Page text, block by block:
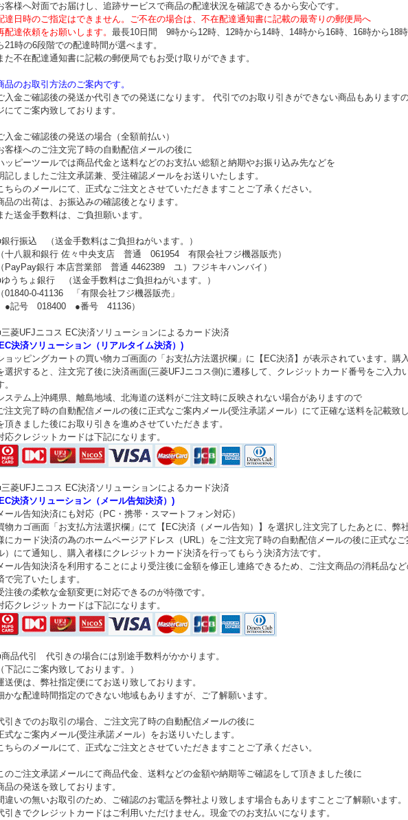
客様へ対面でお届けし、追跡サービスで商品の配達状況を確認できるから安心です。
達日時のご指定はできません。ご不在の場合は、不在配達通知書に記載の最寄りの郵便局へ
配達依頼をお願いします。 最長10日間 9時から12時、12時から14時、14時から16時、16時から18
21時の6段階での配達時間が選べます。
た不在配達通知書に記載の郵便局でもお受け取りができます。
品のお取引方法のご案内です。
入金ご確認後の発送か代引きでの発送になります。 代引でのお取り引きができない商品もあります
にてご案内致しております。
入金ご確認後の発送の場合（全額前払い）
客様へのご注文完了時の自動配信メールの後に
ッピーツールでは商品代金と送料などのお支払い総額と納期やお振り込み先などを
記しましたご注文承諾兼、受注確認メールをお送りいたします。
ちらのメールにて、正式なご注文とさせていただきますことご了承ください。
品の出荷は、お振込みの確認後となります。
た送金手数料は、ご負担願います。
行振込 （送金手数料はご負担ねがいます。）
（十八親和銀行 佐々中央支店 普通 061954 有限会社フジ機器販売）
（PayPay銀行 本店営業部 普通 4462389 ユ）フジキキハンバイ）
うちょ銀行 （送金手数料はご負担ねがいます。）
（01840-0-41136 「有限会社フジ機器販売」
●記号 018400 ●番号 41136）
菱UFJニコス EC決済ソリューションによるカード決済
決済ソリューション（リアルタイム決済）)
ョッピングカートの買い物カゴ画面の「お支払方法選択欄」に【EC決済】が表示されています。購
選択すると、注文完了後に決済画面(三菱UFJニコス側)に遷移して、クレジットカード番号をご入力
。
ステム上沖縄県、離島地域、北海道の送料がご注文時に反映されない場合がありますので
注文完了時の自動配信メールの後に正式なご案内メール(受注承諾メール）にて正確な送料を記載致
頂きました後にお取り引きを進めさせていただきます。
応クレジットカードは下記になります。
菱UFJニコス EC決済ソリューションによるカード決済
決済ソリューション（メール告知決済）)
ール告知決済にも対応（PC・携帯・スマートフォン対応）
物カゴ画面「お支払方法選択欄」にて【EC決済（メール告知）】を選択し注文完了したあとに、弊
にカード決済の為のホームページアドレス（URL）をご注文完了時の自動配信メールの後に正式な
）にて通知し、購入者様にクレジットカード決済を行ってもらう決済方法です。
ール告知決済を利用することにより受注後に金額を修正し連絡できるため、ご注文商品の消耗品な
で完了いたします。
注後の柔軟な金額変更に対応できるのが特徴です。
応クレジットカードは下記になります。
品代引 代引きの場合には別途手数料がかかります。
（下記にご案内致しております。）
送便は、弊社指定便にてお送り致しております。
かな配達時間指定のできない地域もありますが、ご了解願います。
引きでのお取引の場合、ご注文完了時の自動配信メールの後に
式なご案内メール(受注承諾メール）をお送りいたします。
ちらのメールにて、正式なご注文とさせていただきますことご了承ください。
のご注文承諾メールにて商品代金、送料などの金額や納期等ご確認をして頂きました後に
品の発送を致しております。
違いの無いお取引のため、ご確認のお電話を弊社より致します場合もありますことご了解願います。
引きでクレジットカードはご利用いただけません。現金でのお支払いになります。